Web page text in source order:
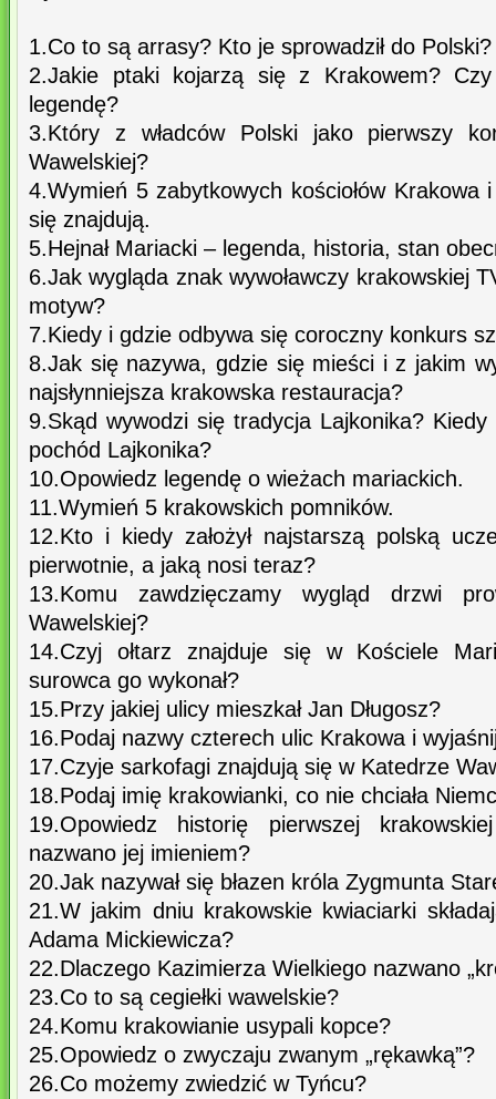
1.Co to są arrasy? Kto je sprowadził do Polski?
2.Jakie ptaki kojarzą się z Krakowem?
legendę?
3.Który z władców Polski jako pierwszy
Wawelskiej?
4.Wymień 5 zabytkowych kościołów Krakowa
się znajdują.
5.Hejnał Mariacki – legenda, historia, stan
6.Jak wygląda znak wywoławczy krakowskiej
motyw?
7.Kiedy i gdzie odbywa się coroczny konkurs
8.Jak się nazywa, gdzie się mieści i z jakim
najsłynniejsza krakowska restauracja?
9.Skąd wywodzi się tradycja Lajkonika?
pochód Lajkonika?
10.Opowiedz legendę o wieżach mariackich.
11.Wymień 5 krakowskich pomników.
12.Kto i kiedy założył najstarszą polską
pierwotnie, a jaką nosi teraz?
13.Komu zawdzięczamy wygląd drzwi
Wawelskiej?
14.Czyj ołtarz znajduje się w Kościele
surowca go wykonał?
15.Przy jakiej ulicy mieszkał Jan Długosz?
16.Podaj nazwy czterech ulic Krakowa i
17.Czyje sarkofagi znajdują się w Katedrze
18.Podaj imię krakowianki, co nie chciała
19.Opowiedz historię pierwszej
nazwano jej imieniem?
20.Jak nazywał się błazen króla Zygmunta
21.W jakim dniu krakowskie kwiaciarki
Adama Mickiewicza?
22.Dlaczego Kazimierza Wielkiego nazwano
23.Co to są cegiełki wawelskie?
24.Komu krakowianie usypali kopce?
25.Opowiedz o zwyczaju zwanym „rękawką”?
26.Co możemy zwiedzić w Tyńcu?